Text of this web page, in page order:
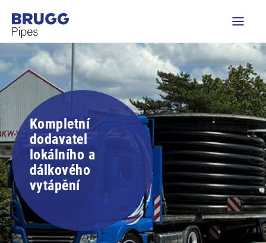
Kompletní
dodavatel
lokálního a
dálkového
vytápění